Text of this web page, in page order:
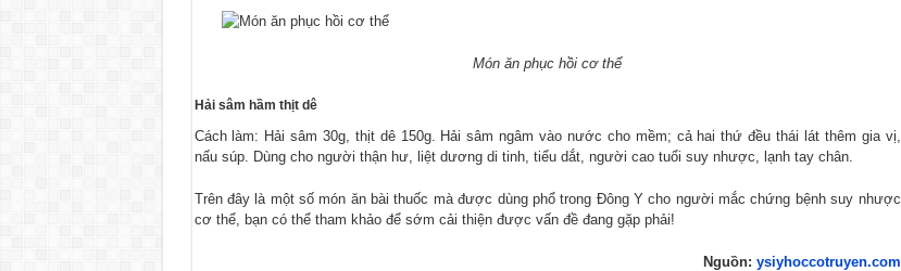
Món ăn phục hồi cơ thể
Hải sâm hầm thịt dê
Cách làm: Hải sâm 30g, thịt dê 150g. Hải sâm ngâm vào nước cho mềm; cả hai thứ đều thái lát thêm gia vị,
nấu súp. Dùng cho người thận hư, liệt dương di tinh, tiểu dắt, người cao tuổi suy nhược, lạnh tay chân.
Trên đây là một số món ăn bài thuốc mà được dùng phổ trong Đông Y cho người mắc chứng bệnh suy nhược
cơ thể, bạn có thể tham khảo để sớm cải thiện được vấn đề đang gặp phải!
Nguồn: ysiyhoccotruyen.com